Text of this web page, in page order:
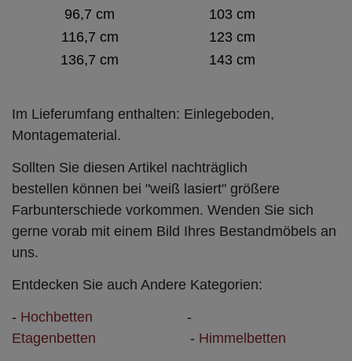
96,7 cm
103 cm
116,7 cm
123 cm
136,7 cm
143 cm
Im Lieferumfang enthalten: Einlegeboden,
Montagematerial.
Sollten Sie diesen Artikel nachträglich
bestellen können bei "weiß lasiert" größere
Farbunterschiede vorkommen. Wenden Sie sich
gerne vorab mit einem Bild Ihres Bestandmöbels an
uns.
Entdecken Sie auch Andere Kategorien:
- Hochbetten -
Etagenbetten - Himmelbetten